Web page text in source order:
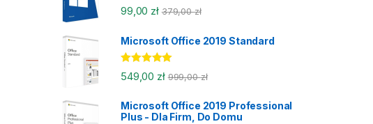
Oceniony
5.00na 5.
99,00 zł 379,00zł
Microsoft Office 2019 Standard
Oceniony
5.00na 5.
549,00 zł 999,00zł
Microsoft Office 2019 Professional
Plus - Dla Firm, Do Domu